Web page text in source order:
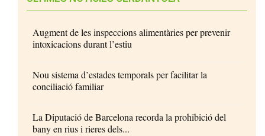
Augment de les inspeccions alimentàries per prevenir
intoxicacions durant l’estiu
Nou sistema d’estades temporals per facilitar la
conciliació familiar
La Diputació de Barcelona recorda la prohibició del
bany en rius i rieres dels...